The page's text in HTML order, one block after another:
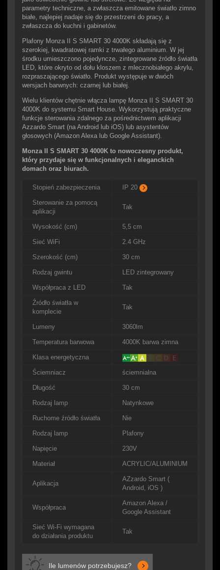
parametry techniczne, a zwłaszcza emitowane światło zimno
białe, najlepiej nadaje się do przestrzeni do pracy, a
zwłaszcza do kuchni i gabinetów.
Plafony Monza II S SMART 30 4000K składają się z
szerokiej, kwadratowej ramki z trwałego aluminium. W jej
środku umieszczono pojedyncze, zintegrowane źródło światła
LED, które okryto od dołu kloszem z mlecznobiałego akrylu,
rozpraszającego światło. Produkt występuje w dwóch
wersjach barwnych: czarnej lub białej.
Wielu klientów chętnie włącza lampę Monza II S SMART 30
4000K do systemu Smart House. Wykorzystują praktyczne
funkcje sterowania zdalnego za pośrednictwem aplikacji
Azzardo Smart (na Android lub iOS) lub asystentów
głosowych (Amazon Alexa lub Google Assistant).
Monza II S SMART 30 4000K to nowoczesny produkt,
który przydaje się w funkcjonalnych i eleganckich
domach oraz biurach.
Stopień zabezpieczenia IP 20
Sterowanie za pomocą
aplikacji
Tak
Wysokość (cm) 5,5 cm
Sieć WiFi 2.4 GHz
Szerokość (cm) 30 cm
Rodzaj gwintu LED zintegrowany
Współpraca z LED Tak
Źródło światła w
komplecie
Tak
Lumeny 3060lm
Temperatura barwowa 4000K barwa zimna
Klasa energetyczna
Ściemniacz ściemnialna
Długość 30 cm
Rodzaj lamp Natynkowe
Ruchome źródło światła Nie
Rodzaj lamp Plafony
Napięcie 230V
Materiał ACRYLIC/ALUMINIUM
Aplikacja
AZzardo Smart (
Android, iOS )
Współpraca
Amazon Alexa /
Google Assistant
Sieć Wi-Fi wymagana
do działania produktu
Tak
Ile lumenów potrzebujesz?